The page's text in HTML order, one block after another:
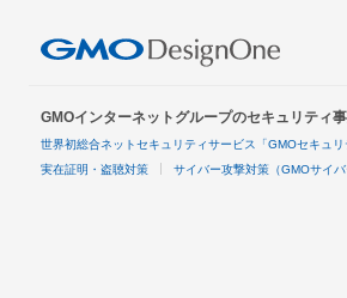
GMOインターネットグループのセキュリティ
世界初総合ネットセキュリティサービス「GMOセキュリ
実在証明・盗聴対策 サイバー攻撃対策（GMOサイ